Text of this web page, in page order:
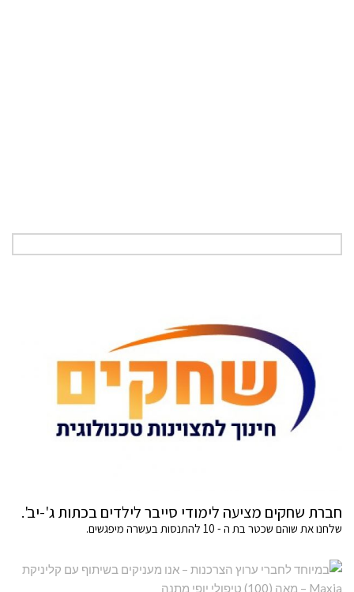
חברת שחקים מציעה לימודי סייבר לילדים בכתות ג'-יב'.
שלחנו את שוהם שכטר בת ה - 10 להתנסות בעשרה מיפגשים.